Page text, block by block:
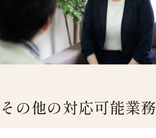
その他の対応可能業務